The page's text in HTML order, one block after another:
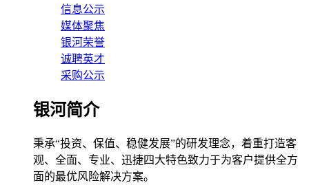
信息公示
媒体聚焦
银河荣誉
诚聘英才
采购公示
银河简介
秉承“投资、保值、稳健发展”的研发理念，着重打造客
观、全面、专业、迅捷四大特色致力于为客户提供全方
面的最优风险解决方案。